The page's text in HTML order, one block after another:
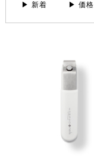
▶ 新着 ▶ 価格